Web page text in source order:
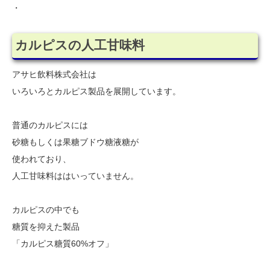
・
カルピスの人工甘味料
アサヒ飲料株式会社は
いろいろとカルピス製品を展開しています。
普通のカルピスには
砂糖もしくは果糖ブドウ糖液糖が
使われており、
人工甘味料ははいっていません。
カルピスの中でも
糖質を抑えた製品
「カルピス糖質60%オフ」